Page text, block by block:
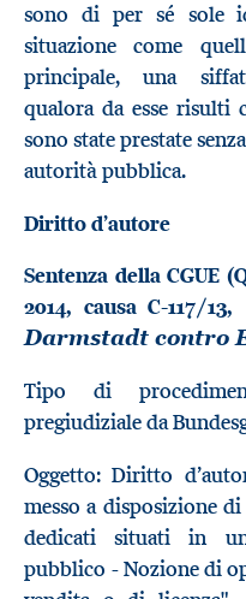
sono di per sé sole
situazione come
principale, una
qualora da esse risulti
sono state prestate
autorità pubblica.
Diritto d’autore
Sentenza della CGUE
2014, causa C-117/13,
Darmstadt contro
Tipo di
pregiudiziale da
Oggetto: Diritto
messo a disposizione
dedicati situati in
pubblico - Nozione di